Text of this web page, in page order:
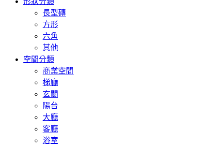
長型磚
方形
六角
其他
空間分類
商業空間
梯廳
玄關
陽台
大廳
客廳
浴室